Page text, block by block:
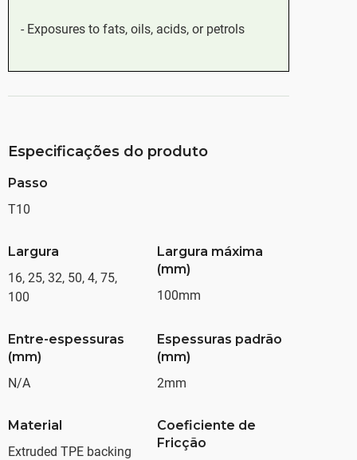
- Exposures to fats, oils, acids, or petrols
Especificações do produto
Passo
T10
Largura
16, 25, 32, 50, 4, 75,
100
Largura máxima
(mm)
100mm
Entre-espessuras
(mm)
N/A
Espessuras padrão
(mm)
2mm
Material
Extruded TPE backing
Coeficiente de
Fricção